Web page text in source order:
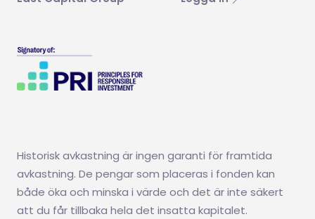
Historisk avkastning är ingen garanti för framtida
avkastning. De pengar som placeras i fonden kan
både öka och minska i värde och det är inte säkert
att du får tillbaka hela det insatta kapitalet.